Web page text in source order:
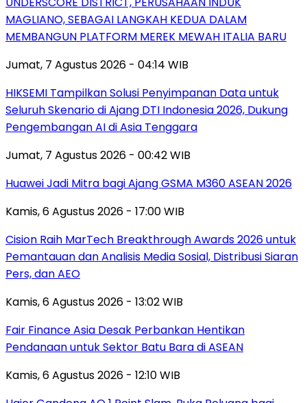
MAGLIANO, SEBAGAI LANGKAH KEDUA DALAM
MEMBANGUN PLATFORM MEREK MEWAH ITALIA BARU
Jumat, 7 Agustus 2026 - 04:14 WIB
HIKSEMI Tampilkan Solusi Penyimpanan Data untuk
Seluruh Skenario di Ajang DTI Indonesia 2026, Dukung
Pengembangan AI di Asia Tenggara
Jumat, 7 Agustus 2026 - 00:42 WIB
Huawei Jadi Mitra bagi Ajang GSMA M360 ASEAN 2026
Kamis, 6 Agustus 2026 - 17:00 WIB
Cision Raih MarTech Breakthrough Awards 2026 untuk
Pemantauan dan Analisis Media Sosial, Distribusi Siaran
Pers, dan AEO
Kamis, 6 Agustus 2026 - 13:02 WIB
Fair Finance Asia Desak Perbankan Hentikan
Pendanaan untuk Sektor Batu Bara di ASEAN
Kamis, 6 Agustus 2026 - 12:10 WIB